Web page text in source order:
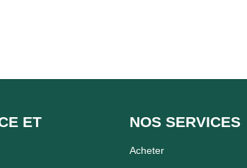
ET
NOS SERVICES
Acheter